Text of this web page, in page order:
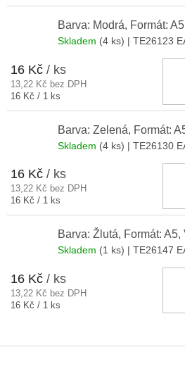
Barva: Modrá, Formát:
Skladem (4 ks) | TE26123
16 Kč / ks
13,22 Kč bez DPH
Měrná
16 Kč / 1 ks
Barva: Zelená, Formát:
Skladem (4 ks) | TE26130
16 Kč / ks
13,22 Kč bez DPH
Měrná
16 Kč / 1 ks
Barva: Žlutá, Formát:
Skladem (1 ks) | TE26147
16 Kč / ks
13,22 Kč bez DPH
Měrná
16 Kč / 1 ks